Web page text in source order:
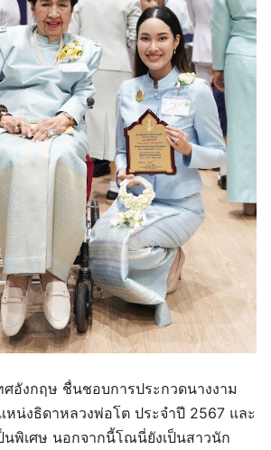
อังกฤษ ชื่นชอบการประกวดนางงาม
น่งธิดาหลวงพ่อโต ประจำปี 2567 และ
พิเศษ นอกจากนี้โณนี่ยังเป็นสาวนัก